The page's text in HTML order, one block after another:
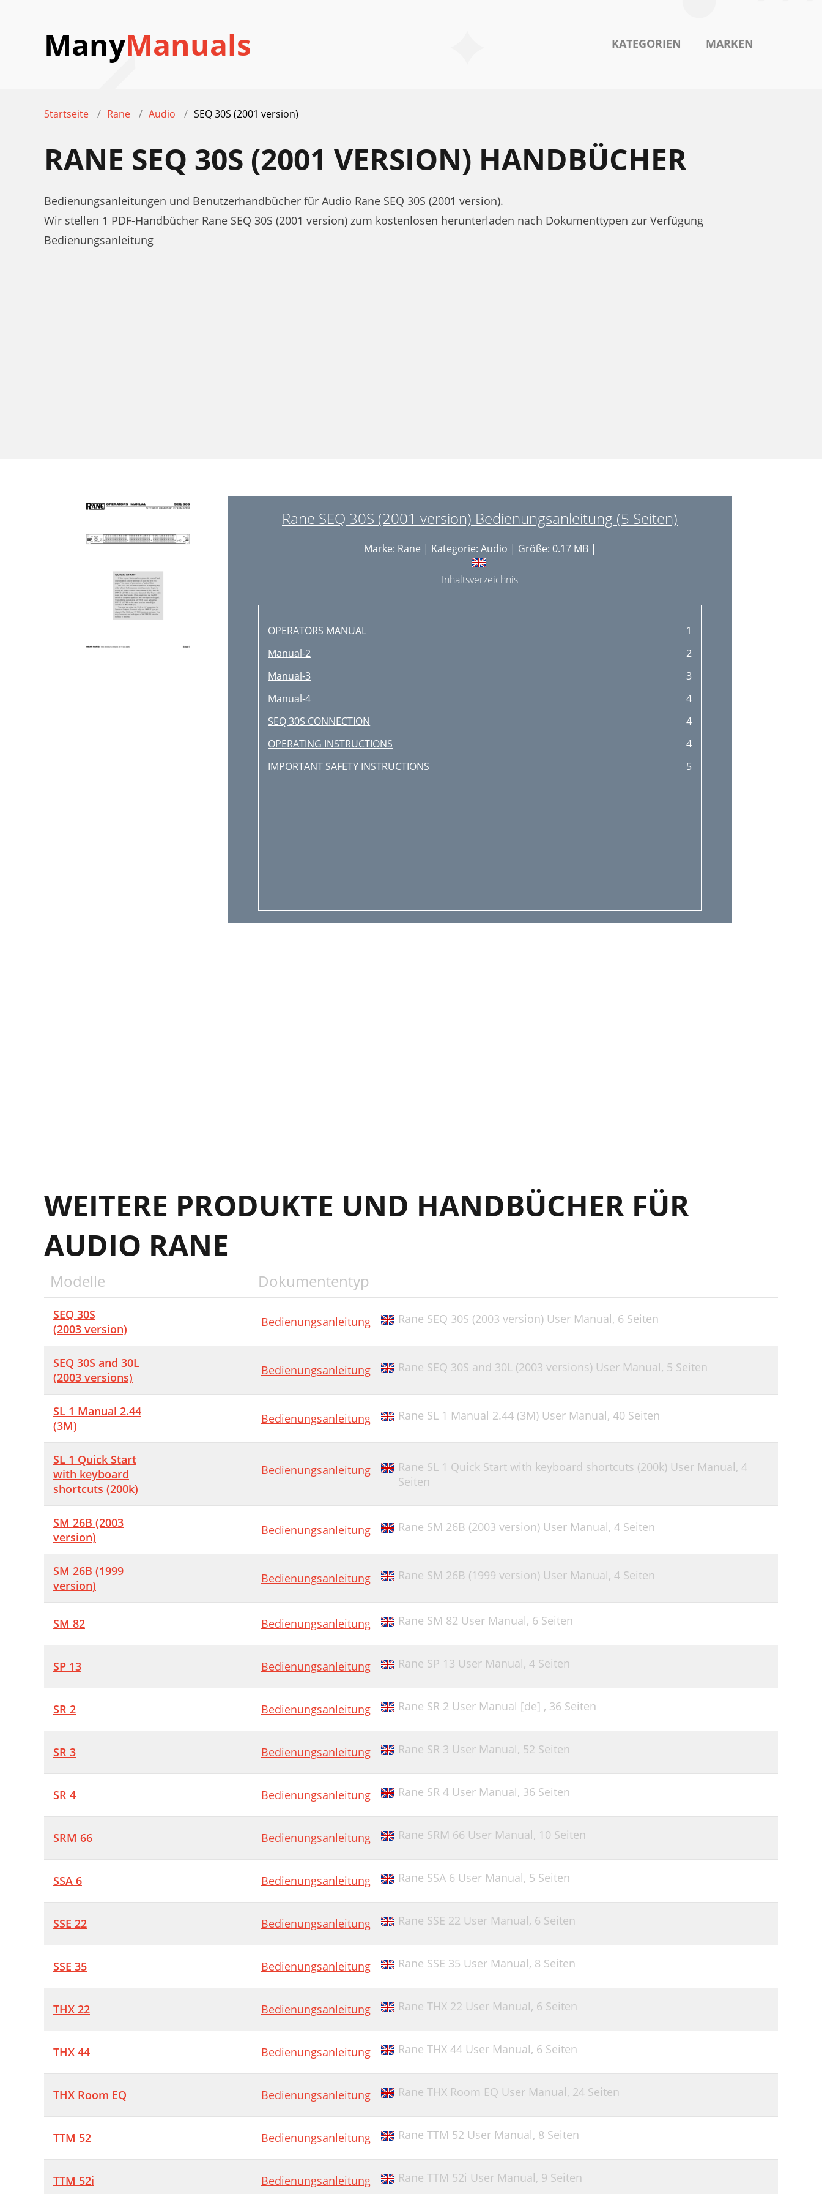
ManyManuals KATEGORIEN MARKEN
Startseite Rane Audio SEQ 30S (2001 version)
RANE SEQ 30S (2001 VERSION) HANDBÜCHER
Bedienungsanleitungen und Benutzerhandbücher für Audio Rane SEQ 30S (2001 version).
Wir stellen 1 PDF-Handbücher Rane SEQ 30S (2001 version) zum kostenlosen herunterladen nach Dokumenttypen zur Verfügung
Bedienungsanleitung
Rane SEQ 30S (2001 version) Bedienungsanleitung (5 Seiten)
Marke: Rane | Kategorie: Audio | Größe: 0.17 MB |
Inhaltsverzeichnis
OPERATORS MANUAL
1
Manual-2
2
Manual-3
3
Manual-4
4
SEQ 30S CONNECTION
4
OPERATING INSTRUCTIONS
4
IMPORTANT SAFETY INSTRUCTIONS
5
WEITERE PRODUKTE UND HANDBÜCHER FÜR
AUDIO RANE
Modelle Dokumententyp
SEQ 30S
(2003 version)
Bedienungsanleitung Rane SEQ 30S (2003 version) User Manual, 6 Seiten
SEQ 30S and 30L
(2003 versions)
Bedienungsanleitung Rane SEQ 30S and 30L (2003 versions) User Manual, 5 Seiten
SL 1 Manual 2.44
(3M)
Bedienungsanleitung Rane SL 1 Manual 2.44 (3M) User Manual, 40 Seiten
SL 1 Quick Start
with keyboard
shortcuts (200k)
Bedienungsanleitung Rane SL 1 Quick Start with keyboard shortcuts (200k) User Manual, 4
Seiten
SM 26B (2003
version)
Bedienungsanleitung Rane SM 26B (2003 version) User Manual, 4 Seiten
SM 26B (1999
version)
Bedienungsanleitung Rane SM 26B (1999 version) User Manual, 4 Seiten
SM 82 Bedienungsanleitung Rane SM 82 User Manual, 6 Seiten
SP 13 Bedienungsanleitung Rane SP 13 User Manual, 4 Seiten
SR 2 Bedienungsanleitung Rane SR 2 User Manual [de] , 36 Seiten
SR 3 Bedienungsanleitung Rane SR 3 User Manual, 52 Seiten
SR 4 Bedienungsanleitung Rane SR 4 User Manual, 36 Seiten
SRM 66 Bedienungsanleitung Rane SRM 66 User Manual, 10 Seiten
SSA 6 Bedienungsanleitung Rane SSA 6 User Manual, 5 Seiten
SSE 22 Bedienungsanleitung Rane SSE 22 User Manual, 6 Seiten
SSE 35 Bedienungsanleitung Rane SSE 35 User Manual, 8 Seiten
THX 22 Bedienungsanleitung Rane THX 22 User Manual, 6 Seiten
THX 44 Bedienungsanleitung Rane THX 44 User Manual, 6 Seiten
THX Room EQ Bedienungsanleitung Rane THX Room EQ User Manual, 24 Seiten
TTM 52 Bedienungsanleitung Rane TTM 52 User Manual, 8 Seiten
TTM 52i Bedienungsanleitung Rane TTM 52i User Manual, 9 Seiten